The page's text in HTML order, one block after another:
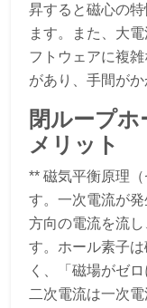
昇すると磁心の
ます。また、大
フトウェアに複
があり、手間が
閉ループ
メリット
** 磁気平衡原理
す。一次電流が
方向の電流を流
す。ホール素子
く、「磁場がゼ
二次電流は一次